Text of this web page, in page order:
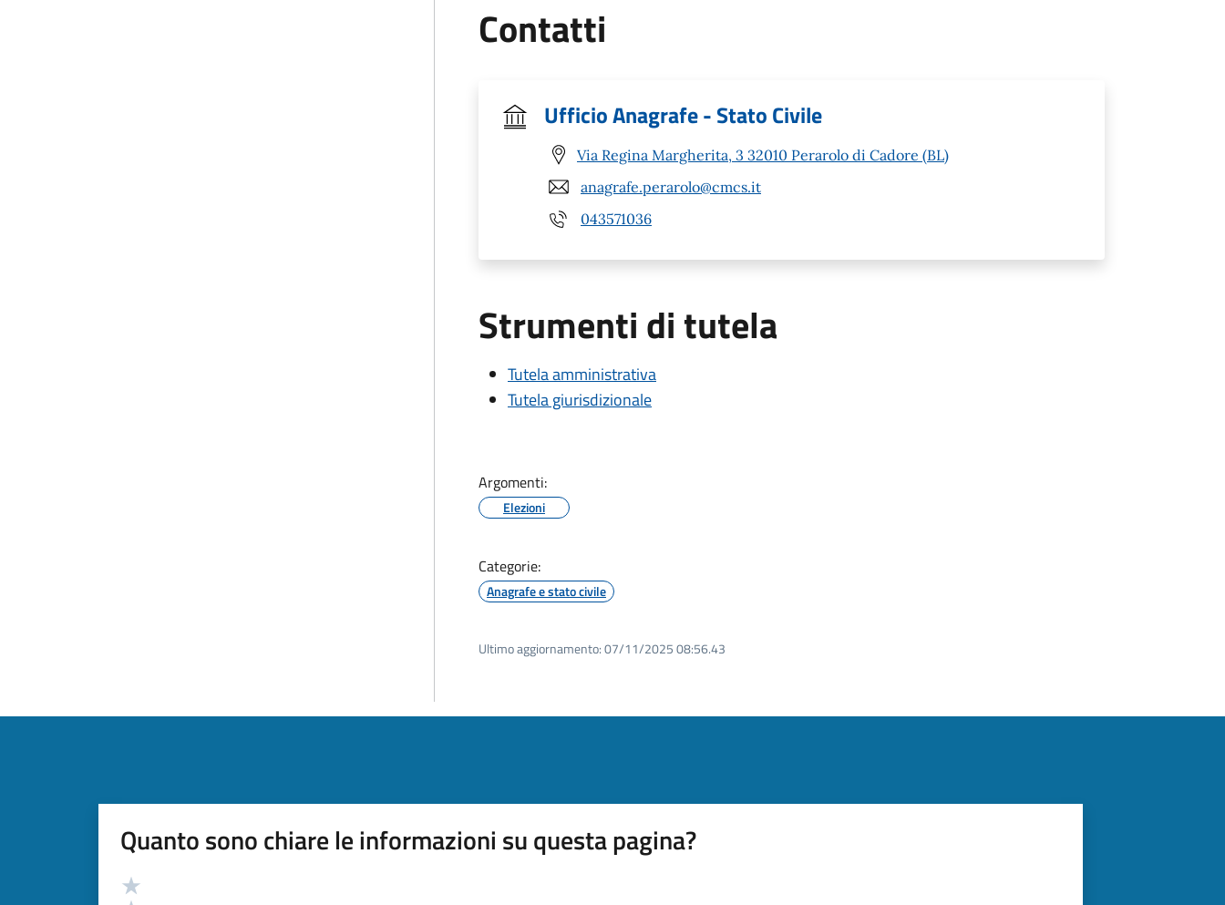
Contatti
Ufficio Anagrafe - Stato Civile
Via Regina Margherita, 3 32010 Perarolo di Cadore (BL)
anagrafe.perarolo@cmcs.it
043571036
Strumenti di tutela
Tutela amministrativa
Tutela giurisdizionale
Argomenti:
Elezioni
Categorie:
Anagrafe e stato civile
Ultimo aggiornamento:07/11/2025 08:56.43
Quanto sono chiare le informazioni su questa pagina?
Valutazione